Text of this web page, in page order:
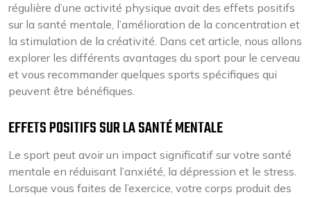
régulière d’une activité physique avait des effets positifs
sur la santé mentale, l’amélioration de la concentration et
la stimulation de la créativité. Dans cet article, nous allons
explorer les différents avantages du sport pour le cerveau
et vous recommander quelques sports spécifiques qui
peuvent être bénéfiques.
EFFETS POSITIFS SUR LA SANTÉ MENTALE
Le sport peut avoir un impact significatif sur votre santé
mentale en réduisant l’anxiété, la dépression et le stress.
Lorsque vous faites de l’exercice, votre corps produit des